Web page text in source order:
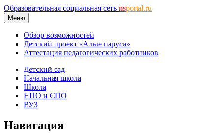
Образовательная социальная сеть nsportal.ru
Меню
Обзор возможностей
Детский проект «Алые паруса»
Аттестация педагогических работников
Детский сад
Начальная школа
Школа
НПО и СПО
ВУЗ
Навигация